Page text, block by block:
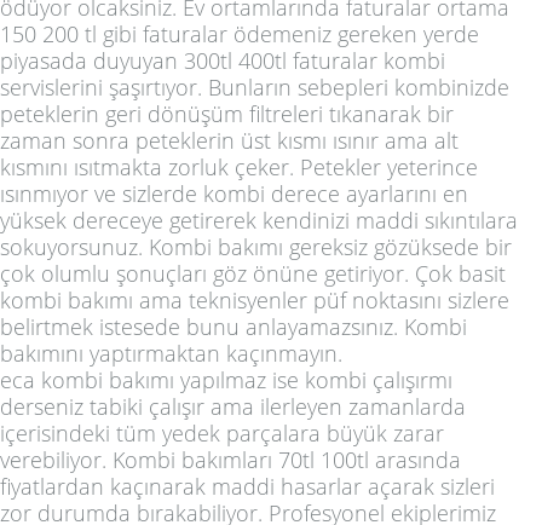
ödüyor olcaksiniz. Ev ortamlarında faturalar ortama
150 200 tl gibi faturalar ödemeniz gereken yerde
piyasada duyuyan 300tl 400tl faturalar kombi
servislerini şaşırtıyor. Bunların sebepleri kombinizde
peteklerin geri dönüşüm filtreleri tıkanarak bir
zaman sonra peteklerin üst kısmı ısınır ama alt
kısmını ısıtmakta zorluk çeker. Petekler yeterince
ısınmıyor ve sizlerde kombi derece ayarlarını en
yüksek dereceye getirerek kendinizi maddi sıkıntılara
sokuyorsunuz. Kombi bakımı gereksiz gözüksede bir
çok olumlu şonuçları göz önüne getiriyor. Çok basit
kombi bakımı ama teknisyenler püf noktasını sizlere
belirtmek istesede bunu anlayamazsınız. Kombi
bakımını yaptırmaktan kaçınmayın.
eca kombi bakımı yapılmaz ise kombi çalışırmı
derseniz tabiki çalışır ama ilerleyen zamanlarda
içerisindeki tüm yedek parçalara büyük zarar
verebiliyor. Kombi bakımları 70tl 100tl arasında
fiyatlardan kaçınarak maddi hasarlar açarak sizleri
zor durumda bırakabiliyor. Profesyonel ekiplerimiz